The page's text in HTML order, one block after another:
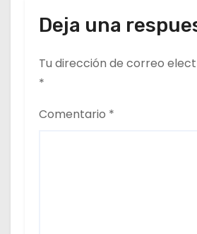
itt
er
c
e
b
o
k
e
dI
Deja una
Tu dirección de correo
*
Comentario *